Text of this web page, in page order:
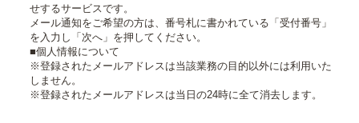
呼出状況のメール通知登録
来庁日時の事前予約
事前予約の確認・取消
せするサービスです。
メール通知をご希望の方は、番号札に書かれている「受付番号」
を入力し「次へ」を押してください。
■個人情報について
※登録されたメールアドレスは当該業務の目的以外には利用いた
しません。
※登録されたメールアドレスは当日の24時に全て消去します。